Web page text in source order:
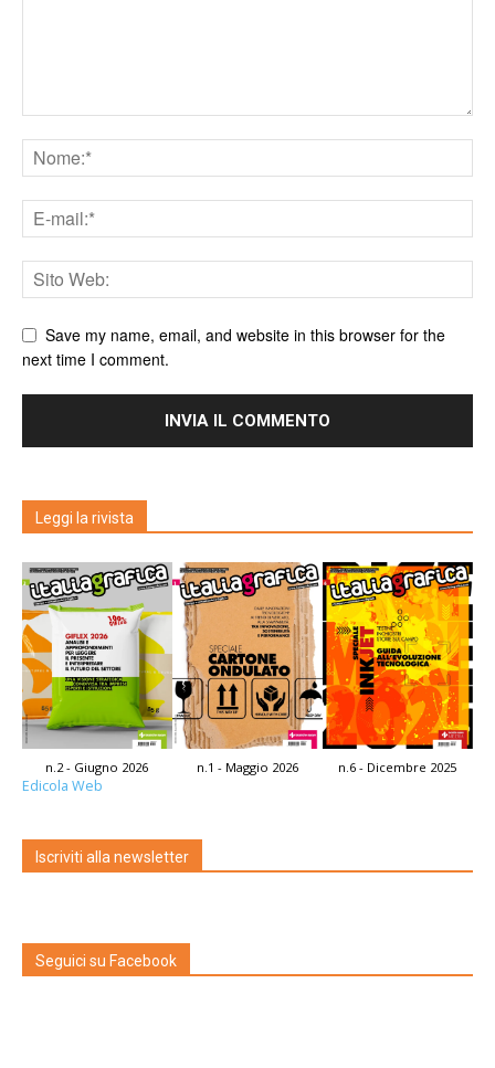
Save my name, email, and website in this browser for the
next time I comment.
Leggi la rivista
n.2 - Giugno 2026 n.1 - Maggio 2026 n.6 - Dicembre 2025
Edicola Web
Iscriviti alla newsletter
Seguici su Facebook